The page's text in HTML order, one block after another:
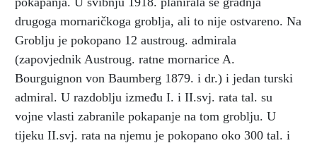
drugoga mornaričkoga groblja, ali to nije ostvareno. Na
Groblju je pokopano 12 austroug. admirala
(zapovjednik Austroug. ratne mornarice A.
Bourguignon von Baumberg 1879. i dr.) i jedan turski
admiral. U razdoblju između I. i II.svj. rata tal. su
vojne vlasti zabranile pokapanje na tom groblju. U
tijeku II.svj. rata na njemu je pokopano oko 300 tal. i